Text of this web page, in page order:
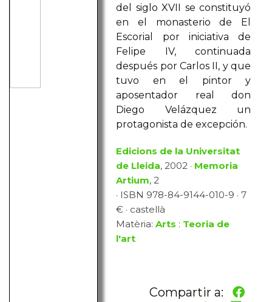
del siglo XVII se constituyó
en el monasterio de El
Escorial por iniciativa de
Felipe IV, continuada
después por Carlos II, y que
tuvo en el pintor y
aposentador real don
Diego Velázquez un
protagonista de excepción.
Edicions de la Universitat
de Lleida, 2002 · Memoria
Artium, 2
· ISBN 978-84-9144-010-9 · 7
€ · castellà
Matèria:Arts : Teoria de
l'art
Compartir a: